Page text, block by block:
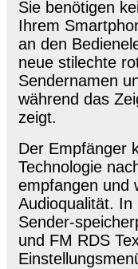
Sie benötigen
Ihrem
an den
neue stilechte
Sendernamen
während das
zeigt.
Der Empfänger
Technologie
empfangen und
Audioqualität. In
Sender-
und FM RDS